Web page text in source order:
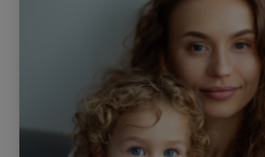
lekarzem. Sprawdź, jak
podać do jedzenia i